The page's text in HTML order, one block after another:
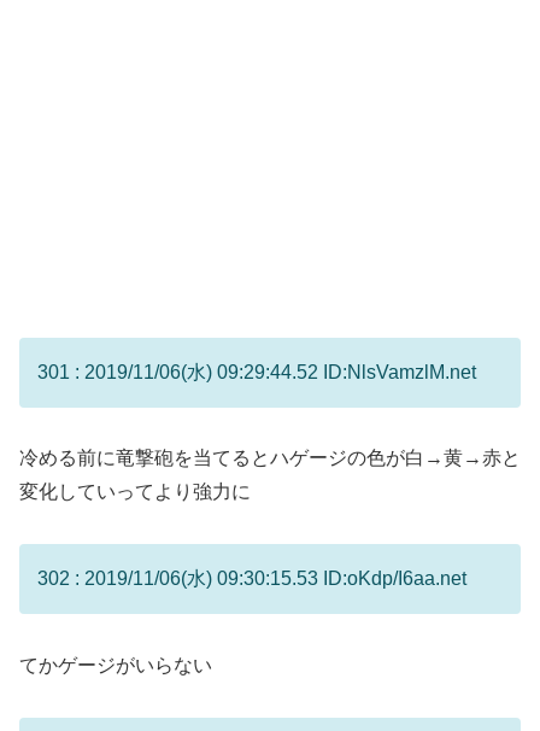
301 : 2019/11/06(水) 09:29:44.52 ID:NlsVamzlM.net
冷める前に竜撃砲を当てるとハゲージの色が白→黄→赤と
変化していってより強力に
302 : 2019/11/06(水) 09:30:15.53 ID:oKdp/I6aa.net
てかゲージがいらない